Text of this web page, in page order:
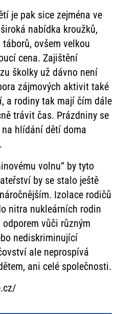
je pak sice zejména ve
nabídka kroužků,
ovšem velkou
cena. Zajištění
školky už dávno není
zájmových aktivit také
a rodiny tak mají čím dále
trávit čas. Prázdniny se
hlídání dětí doma
volnu“ by tyto
by se stalo ještě
Izolace rodičů
nitra nukleárních rodin
vůči různým
nediskriminující
ale neprospívá
ani celé společnosti.